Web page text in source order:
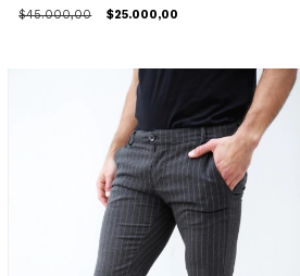
$45.000,00 $25.000,00